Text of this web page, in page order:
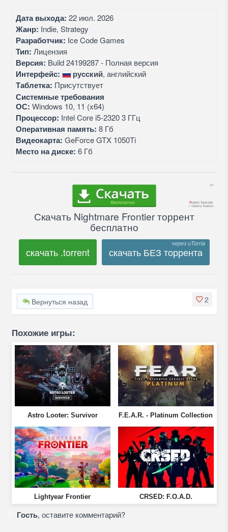
Дата выхода: 22 июл. 2026
Жанр: Indie, Strategy
Разработчик: Ice Code Games
Тип: Лицензия
Версия: Build 24199287 - Полная версия
Интерфейс: русский, английский
Таблетка: Присутствует
Системные требования
ОС: Windows 10, 11 (x64)
Процессор: Intel Core i5-2320 3 ГГц
Оперативная память: 8 Гб
Видеокарта: GeForce GTX 1050Ti
Место на диске: 6 Гб
Скачать Nightmare Frontier торрент
бесплатно
скачать .torrent скачать БЕЗ торрента
2
Вернуться назад
Похожие игры:
Astro Looter: Survivor F.E.A.R. - Platinum Collection
Lightyear Frontier CRSED: F.O.A.D.
Гость, оставите комментарий?